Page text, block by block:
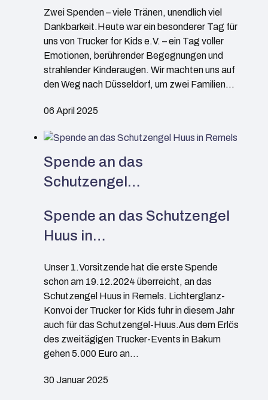
Zwei Spenden – viele Tränen, unendlich viel
Dankbarkeit.Heute war ein besonderer Tag für
uns von Trucker for Kids e.V. – ein Tag voller
Emotionen, berührender Begegnungen und
strahlender Kinderaugen. Wir machten uns auf
den Weg nach Düsseldorf, um zwei Familien…
06 April 2025
Spende an das
Schutzengel…
Spende an das Schutzengel
Huus in…
Unser 1.Vorsitzende hat die erste Spende
schon am 19.12.2024 überreicht, an das
Schutzengel Huus in Remels. Lichterglanz-
Konvoi der Trucker for Kids fuhr in diesem Jahr
auch für das Schutzengel-Huus.Aus dem Erlös
des zweitägigen Trucker-Events in Bakum
gehen 5.000 Euro an…
30 Januar 2025